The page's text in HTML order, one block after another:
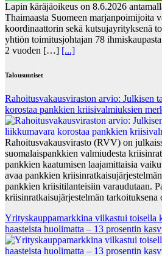
Lapin käräjäoikeus on 8.6.2026
Thaimaasta Suomeen marjanpoimijoita
koordinaattorin sekä kutsujayrityksenä
yhtiön toimitusjohtajan 78
2 vuoden […] [...]
Talousuutiset
Rahoitusvakausviraston arvio: Julkisen
korostaa pankkien kriisivalmiuksien
Rahoitusvakausvirasto (RVV) on
suomalaispankkien valmiudesta
pankkien kaatumisen laajamittaisia
avaa pankkien
pankkien kriisitilanteisiin varaudutaan.
kriisinratkaisujärjestelmän
Yrityskauppamarkkina vilkastui toisella
haasteista huolimatta – 13 prosentin